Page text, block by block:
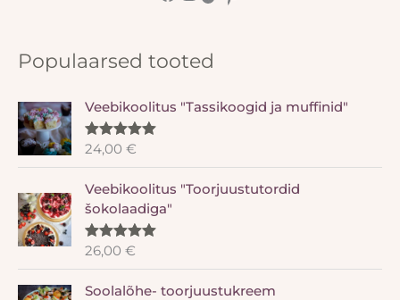
Populaarsed tooted
Veebikoolitus "Tassikoogid ja muffinid"
Hinnanguga
24,00 €
Veebikoolitus "Toorjuustutordid
šokolaadiga"
Hinnanguga
26,00 €
Soolalõhe- toorjuustukreem